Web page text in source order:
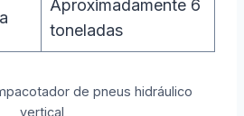
Aproximadamente 6
toneladas
de pneus hidráulico
vertical